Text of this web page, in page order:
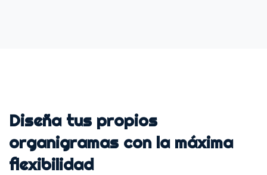
Diseña tus propios
organigramas con la máxima
flexibilidad